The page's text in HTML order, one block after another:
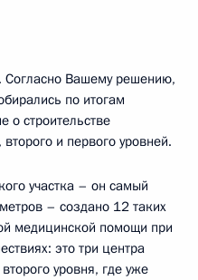
Вашему решению,
по итогам
о строительстве
и первого уровней.
участка – он самый
– создано 12 таких
медицинской помощи при
это три центра
уровня, где уже